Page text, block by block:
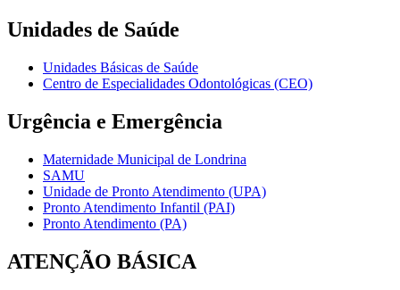
Unidades de Saúde
Unidades Básicas de Saúde
Centro de Especialidades Odontológicas (CEO)
Urgência e Emergência
Maternidade Municipal de Londrina
SAMU
Unidade de Pronto Atendimento (UPA)
Pronto Atendimento Infantil (PAI)
Pronto Atendimento (PA)
ATENÇÃO BÁSICA